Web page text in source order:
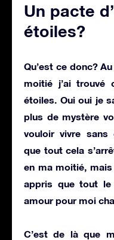
Un pacte
étoiles?
Qu’est ce donc?
moitié j’ai trouvé
étoiles. Oui oui je
plus de mystère
vouloir vivre sans
que tout cela
en ma moitié, mais
appris que tout
amour pour moi
C’est de là que